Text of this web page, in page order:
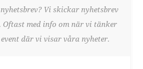
Vi skickar nyhetsbrev
Oftast med info om när vi tänker
där vi visar våra nyheter.